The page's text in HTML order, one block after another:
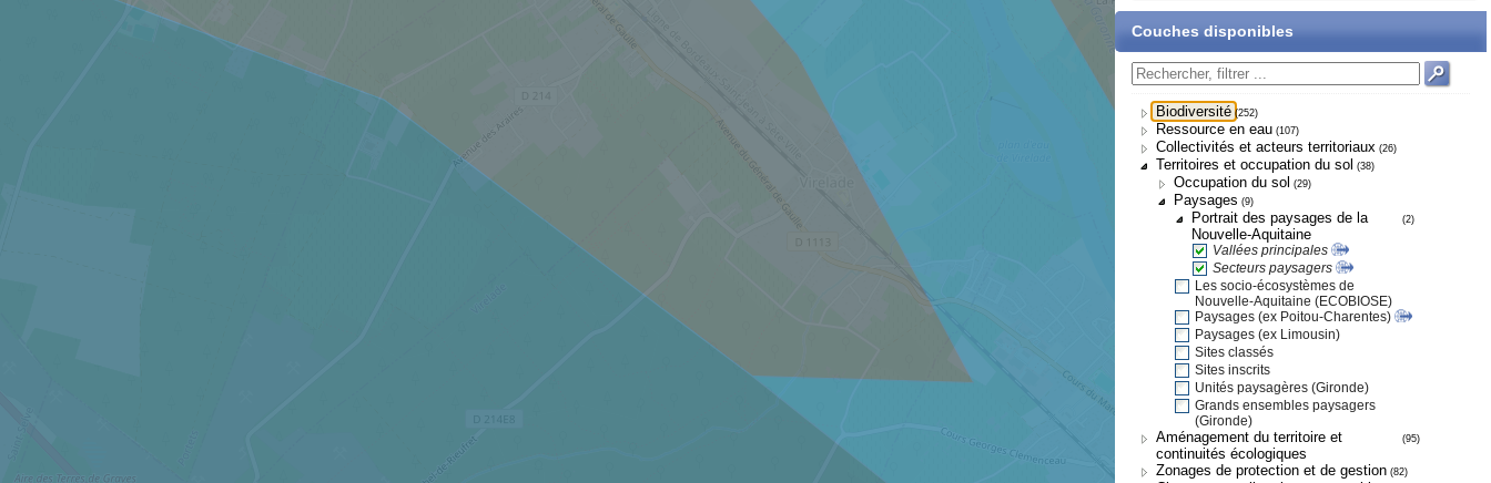
Couches disponibles
Biodiversité (252)
Ressource en eau (107)
Collectivités et acteurs territoriaux (26)
Territoires et occupation du sol (38)
Occupation du sol (29)
Paysages (9)
Portrait des paysages de la
Nouvelle-Aquitaine
(2)
Vallées principales
Secteurs paysagers
Les socio-écosystèmes de
Nouvelle-Aquitaine (ECOBIOSE)
Paysages (ex Poitou-Charentes)
Paysages (ex Limousin)
Sites classés
Sites inscrits
Unités paysagères (Gironde)
Grands ensembles paysagers
(Gironde)
Aménagement du territoire et
continuités écologiques
(95)
Zonages de protection et de gestion (82)